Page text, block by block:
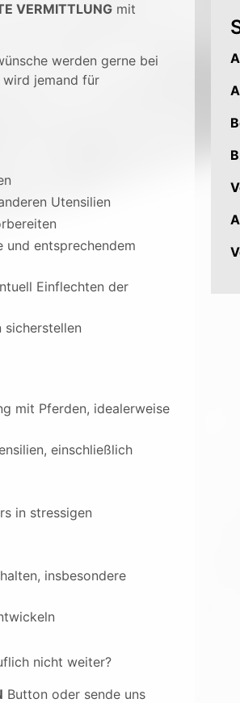
VERMITTLUNG mit
werden gerne bei
jemand für
Utensilien
und entsprechendem
Einflechten der
sicherstellen
mit Pferden, idealerweise
einschließlich
in stressigen
insbesondere
nicht weiter?
Button oder sende uns